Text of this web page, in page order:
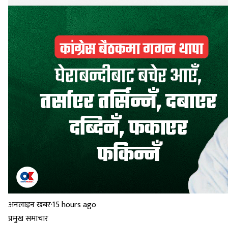
अनलाइन खबर·15 hours ago
प्रमुख समाचार